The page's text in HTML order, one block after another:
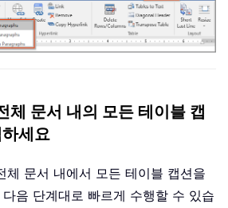
체 문서 내의 모든 테이블 캡
세요
체 문서 내에서 모든 테이블 캡션을
음 단계대로 빠르게 수행할 수 있습